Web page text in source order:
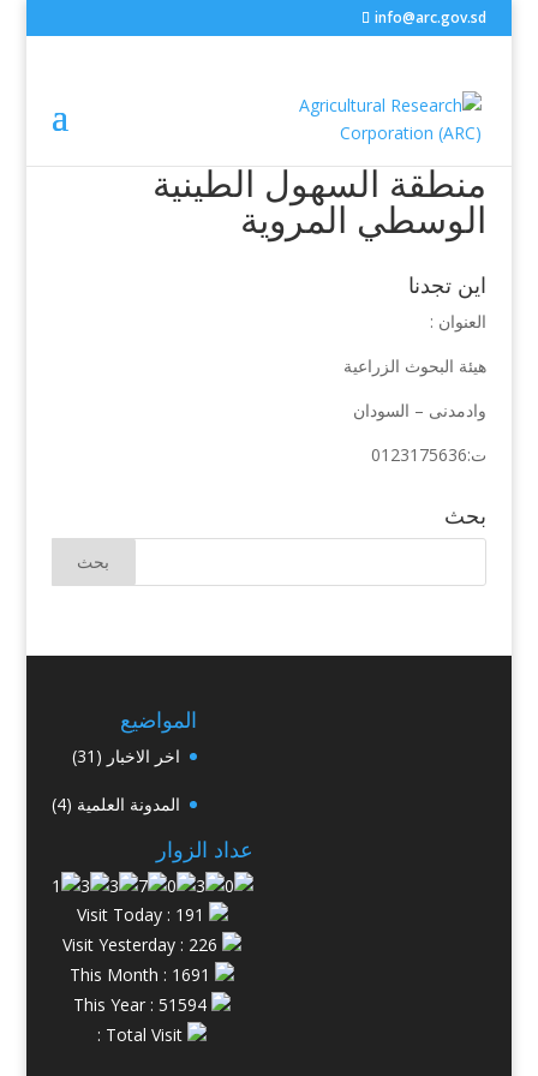
info@arc.gov.sd
منطقة السهول الطينية
الوسطي المروية
اين تجدنا
العنوان :
هيئة البحوث الزراعية
وادمدنى – السودان
ت:0123175636
بحث
المواضيع
اخر الاخبار (31)
المدونة العلمية (4)
عداد الزوار